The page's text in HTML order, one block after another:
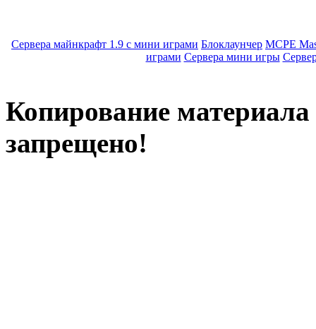
Сервера майнкрафт 1.9 с мини играми Блоклаунчер MCPE
играми Сервера мини игры
Копирование материала
запрещено!